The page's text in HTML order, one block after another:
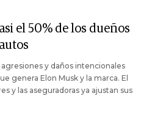
el 50% de los dueños
y daños intencionales
genera Elon Musk y la marca. El
y las aseguradoras ya ajustan sus